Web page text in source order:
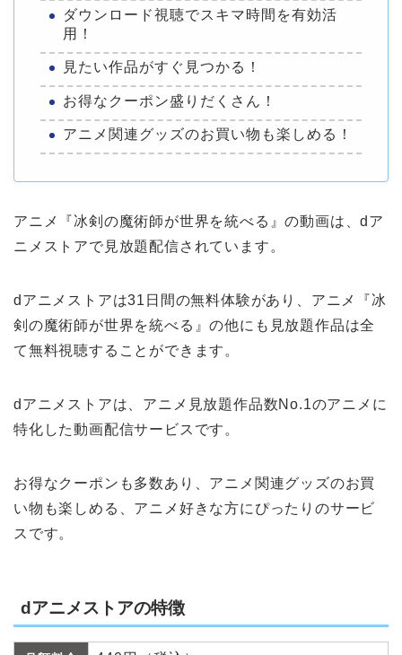
ダウンロード視聴でスキマ時間を有効活
用！
見たい作品がすぐ見つかる！
お得なクーポン盛りだくさん！
アニメ関連グッズのお買い物も楽しめる！
アニメ『冰剣の魔術師が世界を統べる』の動画は、dア
ニメストアで見放題配信されています。
dアニメストアは31日間の無料体験があり、アニメ『冰
剣の魔術師が世界を統べる』の他にも見放題作品は全
て無料視聴することができます。
dアニメストアは、アニメ見放題作品数No.1のアニメに
特化した動画配信サービスです。
お得なクーポンも多数あり、アニメ関連グッズのお買
い物も楽しめる、アニメ好きな方にぴったりのサービ
スです。
dアニメストアの特徴